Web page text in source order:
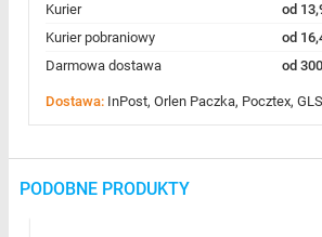
Kurier
od
Kurier pobraniowy
od
Darmowa dostawa
od
Dostawa: InPost, Orlen Paczka, Pocztex, GLS
PODOBNE PRODUKTY